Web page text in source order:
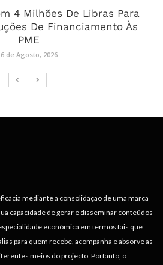
4 Milhões De Libras Para
De Financiamento Às
PME
6 de Agosto, 2026
mediante a consolidação de uma marca
capacidade de gerar e disseminar conteúdos
económica em termos tais que
para quem recebe, acompanha e absorve as
meios do projecto. Portanto, o